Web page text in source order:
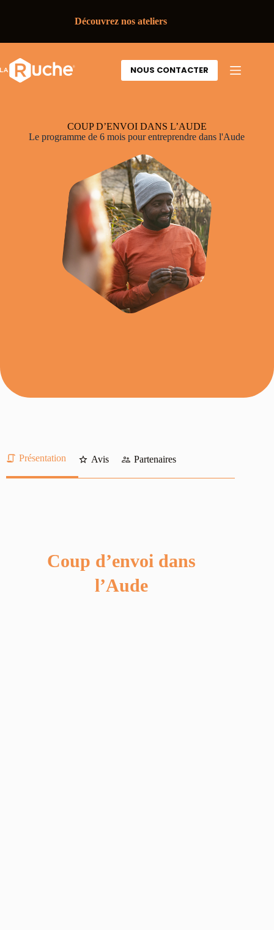
Découvrez nos ateliers
NOUS CONTACTER
COUP D’ENVOI DANS L’AUDE
Le programme de 6 mois pour entreprendre dans l'Aude
Présentation Avis Partenaires
Coup d’envoi dans
l’Aude